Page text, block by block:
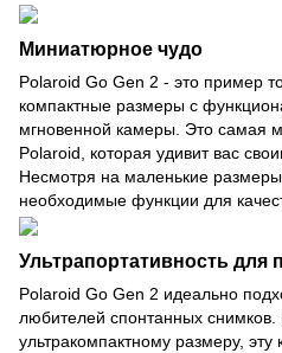
Миниатюрное чудо
Polaroid Go Gen 2 - это пример
компактные размеры с
мгновенной камеры. Это самая
Polaroid, которая удивит вас
Несмотря на маленькие
необходимые функции для
Ультрапортативность для
Polaroid Go Gen 2 идеально
любителей спонтанных снимков.
ультракомпактному размеру, эту